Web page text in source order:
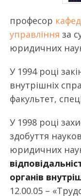
професор
управління за
юридичних
У 1994 році
внутрішніх
факультет,
У 1998 році
здобуття
юридичних
органів
12.00.05 –